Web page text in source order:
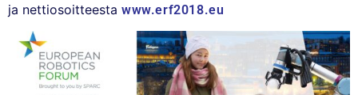
ja nettiosoitteesta www.erf2018.eu